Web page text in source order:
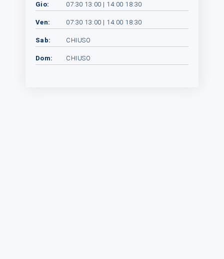
Gio: 07:30 13:00 | 14:00 18:30
Ven: 07:30 13:00 | 14:00 18:30
Sab: CHIUSO
Dom: CHIUSO